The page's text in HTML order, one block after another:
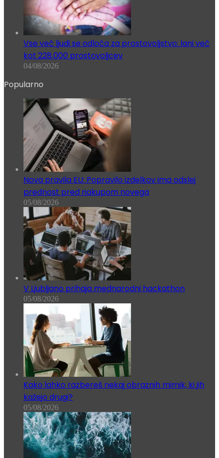
Vse več ljudi se odloča za prostovoljstvo: lani več
kot 228.000 prostovoljcev
04/08/2026
Popularno
Nova pravila EU: Popravilo izdelkov ima odslej
prednost pred nakupom novega
05/08/2026
V Ljubljano prihaja mednarodni hackathon
05/08/2026
Kako lahko razbereš nekaj obraznih mimik, ki jih
kažejo drugi?
05/08/2026